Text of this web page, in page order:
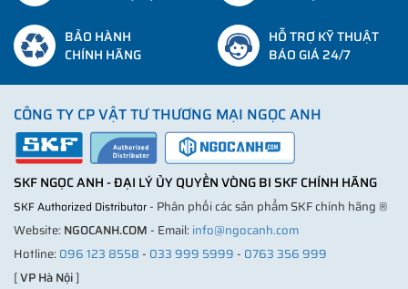
BẢO HÀNH
CHÍNH HÃNG
HỖ TRỢ KỸ THUẬT
BÁO GIÁ 24/7
CÔNG TY CP VẬT TƯ THƯƠNG MẠI NGỌC ANH
SKF NGỌC ANH - ĐẠI LÝ ỦY QUYỀN VÒNG BI SKF CHÍNH HÃNG
SKF Authorized Distributor- Phân phối các sản phẩm SKF chính hãng ®
Website: NGOCANH.COM- Email: info@ngocanh.com
Hotline: 096 123 8558- 033 999 5999- 0763 356 999
[VP Hà Nội]